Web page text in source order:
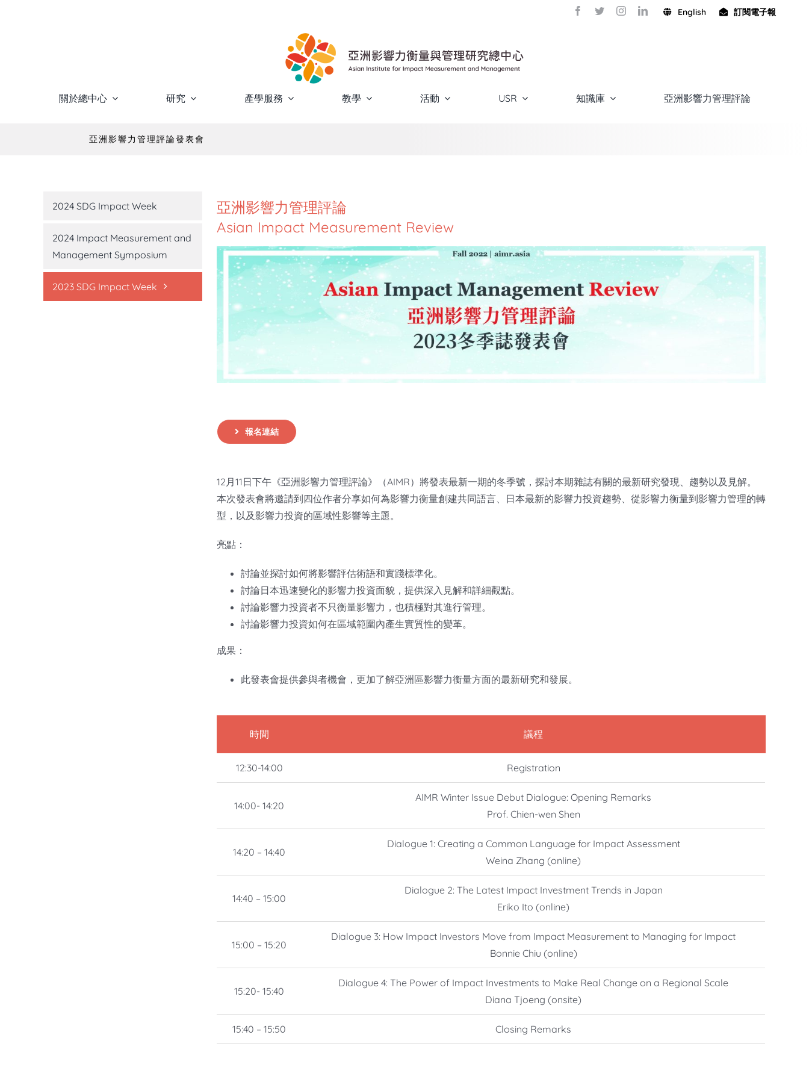
English 訂閱電子報
關於總中心 研究 產學服務 教學 活動 USR 知識庫 亞洲影響力管理評論
亞洲影響力管理評論發表會
2024 SDG Impact Week
2024 Impact Measurement and
Management Symposium
2023 SDG Impact Week
亞洲影響力管理評論
Asian Impact Measurement Review
報名連結
12月11日下午《亞洲影響力管理評論》（AIMR）將發表最新一期的冬季號，探討本期雜誌有關的最新研究發現、趨勢以及見解。
本次發表會將邀請到四位作者分享如何為影響力衡量創建共同語言、日本最新的影響力投資趨勢、從影響力衡量到影響力管理的轉
型，以及影響力投資的區域性影響等主題。
亮點：
討論並探討如何將影響評估術語和實踐標準化。
討論日本迅速變化的影響力投資面貌，提供深入見解和詳細觀點。
討論影響力投資者不只衡量影響力，也積極對其進行管理。
討論影響力投資如何在區域範圍內產生實質性的變革。
成果：
此發表會提供參與者機會，更加了解亞洲區影響力衡量方面的最新研究和發展。
時間 議程
12:30-14:00 Registration
14:00- 14:20
AIMR Winter Issue Debut Dialogue: Opening Remarks
Prof. Chien-wen Shen
14:20 – 14:40
Dialogue 1: Creating a Common Language for Impact Assessment
Weina Zhang (online)
14:40 – 15:00
Dialogue 2: The Latest Impact Investment Trends in Japan
Eriko Ito (online)
15:00 – 15:20
Dialogue 3: How Impact Investors Move from Impact Measurement to Managing for Impact
Bonnie Chiu (online)
15:20- 15:40
Dialogue 4: The Power of Impact Investments to Make Real Change on a Regional Scale
Diana Tjoeng (onsite)
15:40 – 15:50 Closing Remarks